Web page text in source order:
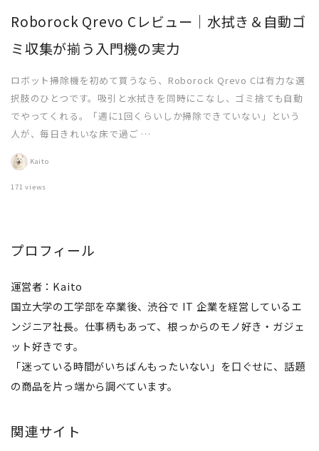
Roborock Qrevo Cレビュー｜水拭き＆自動ゴ
ミ収集が揃う入門機の実力
ロボット掃除機を初めて買うなら、Roborock Qrevo Cは有力な選
択肢のひとつです。吸引と水拭きを同時にこなし、ゴミ捨ても自動
でやってくれる。「週に1回くらいしか掃除できていない」という
人が、毎日きれいな床で過ご …
Kaito
171 views
プロフィール
運営者：Kaito
国立大学の工学部を卒業後、渋谷で IT 企業を経営しているエ
ンジニア社長。仕事柄もあって、根っからのモノ好き・ガジェ
ット好きです。
「迷っている時間がいちばんもったいない」を口ぐせに、話題
の商品を片っ端から調べています。
関連サイト